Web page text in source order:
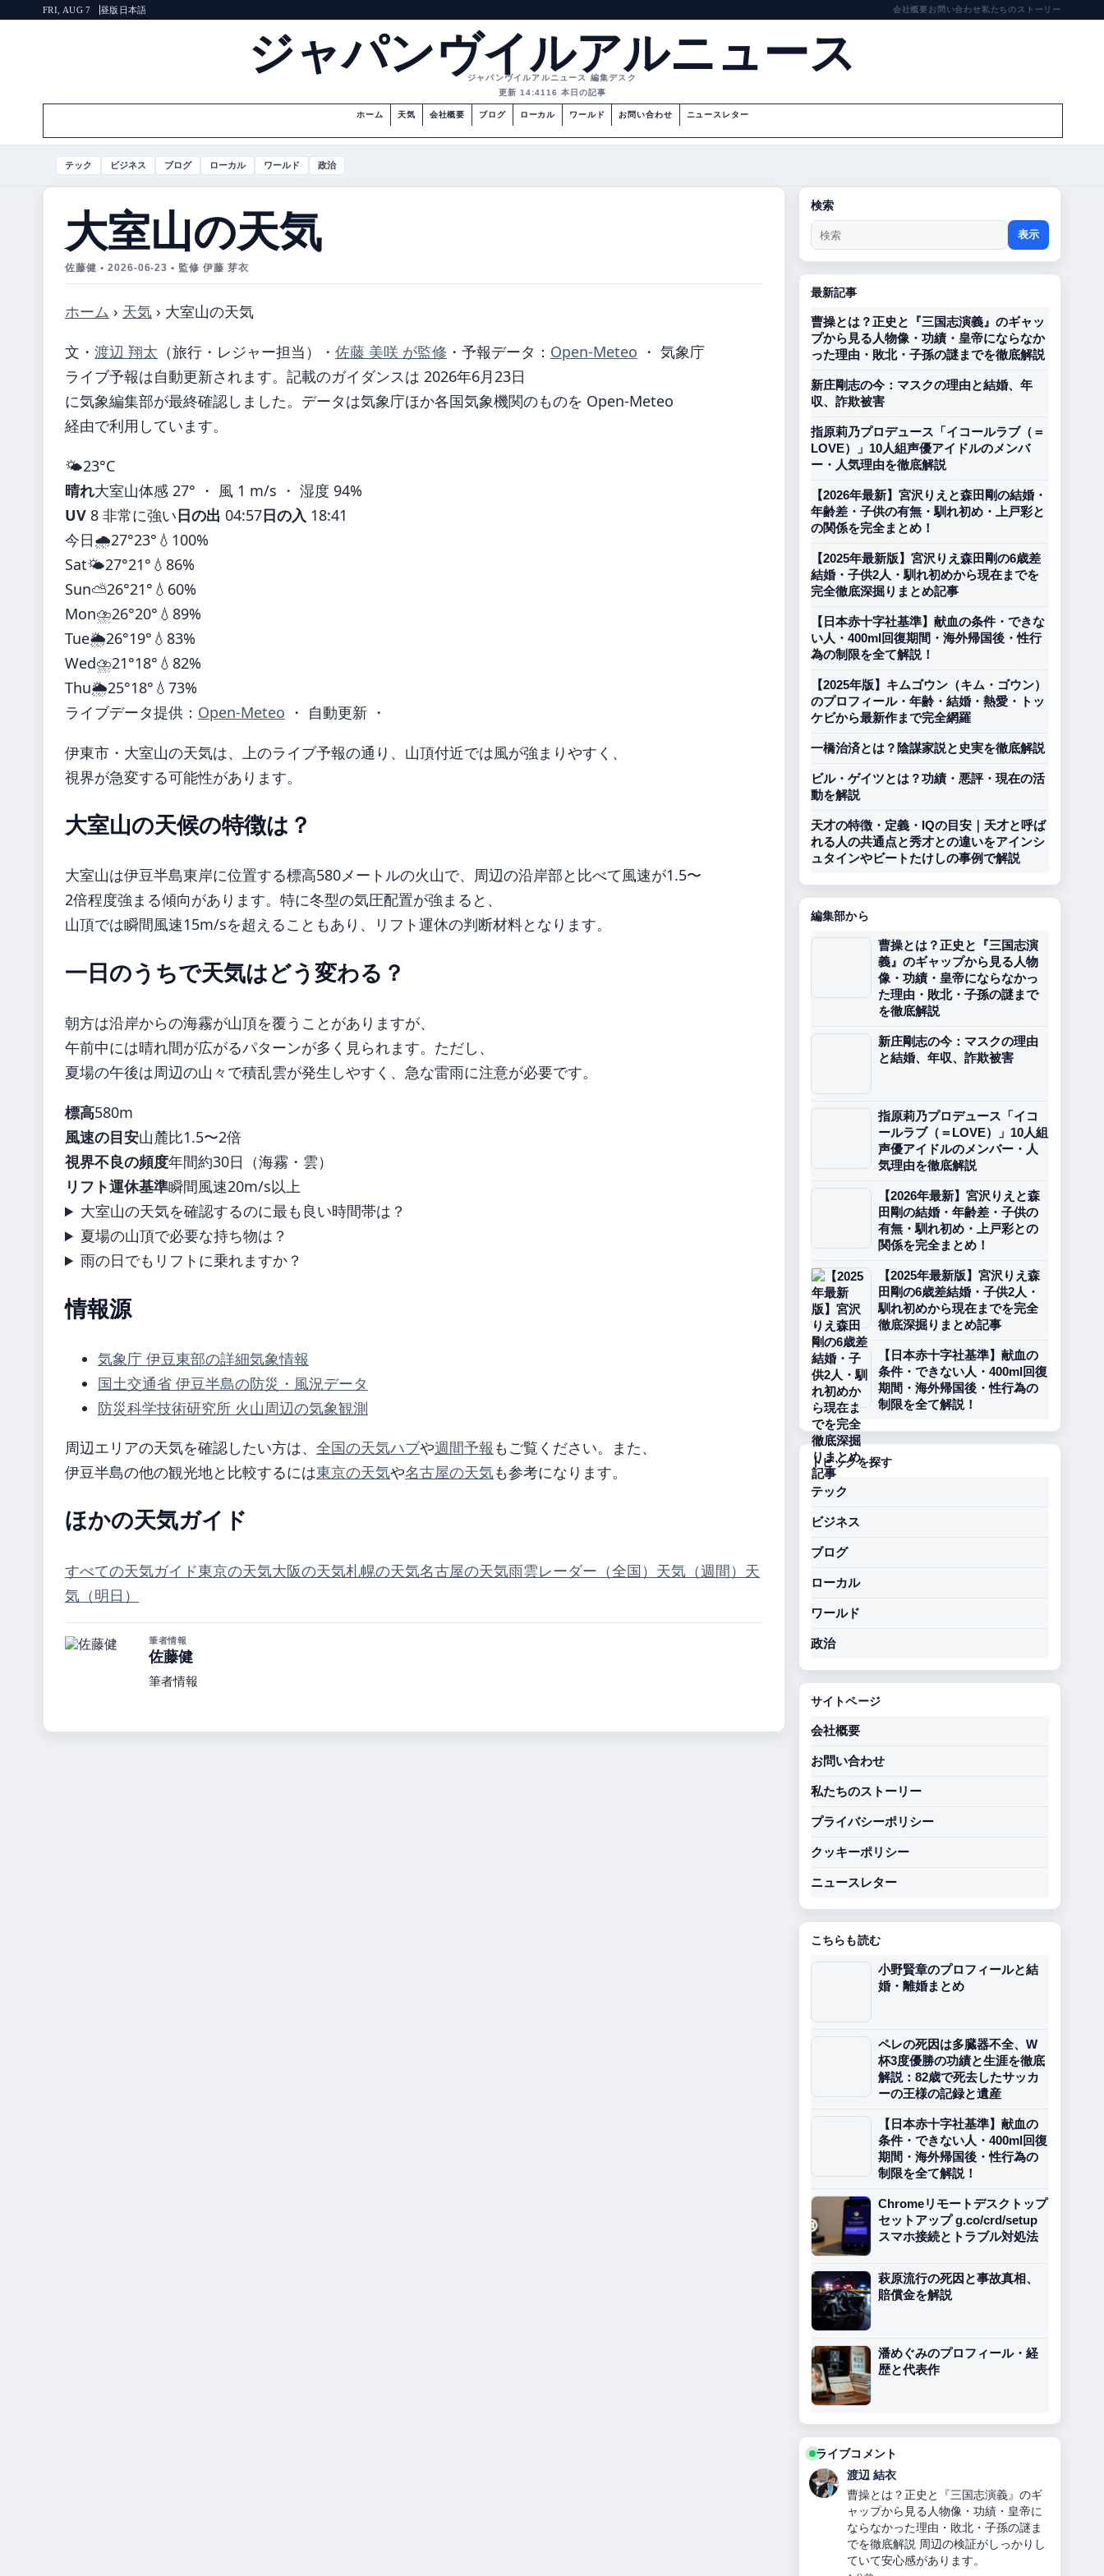
FRI, AUG 7 昼版 日本語 会社概要お問い合わせ私たちのストーリー
ジャパンヴイルアルニュース
ジャパンヴイルアルニュース 編集デスク
更新 14:41 16 本日の記事
ホーム 天気 会社概要 ブログ ローカル ワールド お問い合わせ ニュースレター
テック ビジネス ブログ ローカル ワールド 政治
大室山の天気
佐藤健 • 2026-06-23 • 監修 伊藤 芽衣
ホーム › 天気 › 大室山の天気
文・ 渡辺 翔太 （旅行・レジャー担当） ・ 佐藤 美咲 が監修 ・ 予報データ： Open-Meteo ・ 気象庁
ライブ予報は自動更新されます。記載のガイダンスは 2026年6月23日
に気象編集部が最終確認しました。データは気象庁ほか各国気象機関のものを Open-Meteo
経由で利用しています。
🌤️23°C
晴れ大室山体感 27° ・ 風 1 m/s ・ 湿度 94%
UV 8 非常に強い日の出 04:57日の入 18:41
今日🌧️27°23° 💧100%
Sat🌤️27°21° 💧86%
Sun⛅26°21° 💧60%
Mon⛈️26°20° 💧89%
Tue🌦️26°19° 💧83%
Wed⛈️21°18° 💧82%
Thu🌦️25°18° 💧73%
ライブデータ提供： Open-Meteo ・ 自動更新 ・
伊東市・大室山の天気は、上のライブ予報の通り、山頂付近では風が強まりやすく、
視界が急変する可能性があります。
大室山の天候の特徴は？
大室山は伊豆半島東岸に位置する標高580メートルの火山で、周辺の沿岸部と比べて風速が1.5〜
2倍程度強まる傾向があります。特に冬型の気圧配置が強まると、
山頂では瞬間風速15m/sを超えることもあり、リフト運休の判断材料となります。
一日のうちで天気はどう変わる？
朝方は沿岸からの海霧が山頂を覆うことがありますが、
午前中には晴れ間が広がるパターンが多く見られます。ただし、
夏場の午後は周辺の山々で積乱雲が発生しやすく、急な雷雨に注意が必要です。
標高580m
風速の目安山麓比1.5〜2倍
視界不良の頻度年間約30日（海霧・雲）
リフト運休基準瞬間風速20m/s以上
大室山の天気を確認するのに最も良い時間帯は？
夏場の山頂で必要な持ち物は？
雨の日でもリフトに乗れますか？
情報源
気象庁 伊豆東部の詳細気象情報
国土交通省 伊豆半島の防災・風況データ
防災科学技術研究所 火山周辺の気象観測
周辺エリアの天気を確認したい方は、 全国の天気ハブや週間予報 もご覧ください。また、
伊豆半島の他の観光地と比較するには東京の天気や名古屋の天気も参考になります。
ほかの天気ガイド
すべての天気ガイド東京の天気大阪の天気札幌の天気名古屋の天気雨雲レーダー（全国） 天気（週間） 天
気（明日）
筆者情報
佐藤健
筆者情報
検索
表示
最新記事
曹操とは？正史と『三国志演義』のギャッ
プから見る人物像・功績・皇帝にならなか
った理由・敗北・子孫の謎までを徹底解説
新庄剛志の今：マスクの理由と結婚、年
収、詐欺被害
指原莉乃プロデュース「イコールラブ（＝
LOVE）」10人組声優アイドルのメンバ
ー・人気理由を徹底解説
【2026年最新】宮沢りえと森田剛の結婚・
年齢差・子供の有無・馴れ初め・上戸彩と
の関係を完全まとめ！
【2025年最新版】宮沢りえ森田剛の6歳差
結婚・子供2人・馴れ初めから現在までを
完全徹底深掘りまとめ記事
【日本赤十字社基準】献血の条件・できな
い人・400ml回復期間・海外帰国後・性行
為の制限を全て解説！
【2025年版】キムゴウン（キム・ゴウン）
のプロフィール・年齢・結婚・熱愛・トッ
ケビから最新作まで完全網羅
一橋治済とは？陰謀家説と史実を徹底解説
ビル・ゲイツとは？功績・悪評・現在の活
動を解説
天才の特徴・定義・IQの目安｜天才と呼ば
れる人の共通点と秀才との違いをアインシ
ュタインやビートたけしの事例で解説
編集部から
曹操とは？正史と『三国志演
義』のギャップから見る人物
像・功績・皇帝にならなかっ
た理由・敗北・子孫の謎まで
を徹底解説
新庄剛志の今：マスクの理由
と結婚、年収、詐欺被害
指原莉乃プロデュース「イコ
ールラブ（＝LOVE）」10人組
声優アイドルのメンバー・人
気理由を徹底解説
【2026年最新】宮沢りえと森
田剛の結婚・年齢差・子供の
有無・馴れ初め・上戸彩との
関係を完全まとめ！
【2025年最新版】宮沢りえ森
田剛の6歳差結婚・子供2人・
馴れ初めから現在までを完全
徹底深掘りまとめ記事
【日本赤十字社基準】献血の
条件・できない人・400ml回復
期間・海外帰国後・性行為の
制限を全て解説！
トピックを探す
テック
ビジネス
ブログ
ローカル
ワールド
政治
サイトページ
会社概要
お問い合わせ
私たちのストーリー
プライバシーポリシー
クッキーポリシー
ニュースレター
こちらも読む
小野賢章のプロフィールと結
婚・離婚まとめ
ペレの死因は多臓器不全、W
杯3度優勝の功績と生涯を徹底
解説：82歳で死去したサッカ
ーの王様の記録と遺産
【日本赤十字社基準】献血の
条件・できない人・400ml回復
期間・海外帰国後・性行為の
制限を全て解説！
Chromeリモートデスクトップ
セットアップ g.co/crd/setup
スマホ接続とトラブル対処法
萩原流行の死因と事故真相、
賠償金を解説
潘めぐみのプロフィール・経
歴と代表作
ライブコメント
渡辺 結衣
曹操とは？正史と『三国志演義』のギ
ャップから見る人物像・功績・皇帝に
ならなかった理由・敗北・子孫の謎ま
でを徹底解説 周辺の検証がしっかりし
ていて安心感があります。